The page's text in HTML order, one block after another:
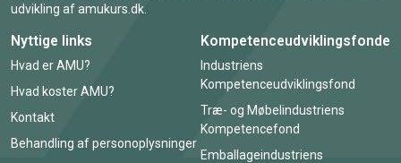
udvikling af amukurs.dk.
Nyttige links
Hvad er AMU?
Hvad koster AMU?
Kontakt
Behandling af personoplysninger
Kompetenceudviklingsfonde
Industriens
Kompetenceudviklingsfond
Træ- og Møbelindustriens
Kompetencefond
Emballageindustriens